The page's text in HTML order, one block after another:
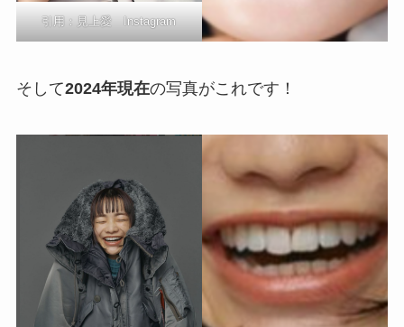
引用：見上愛 Instagram
そして2024年現在の写真がこれです！